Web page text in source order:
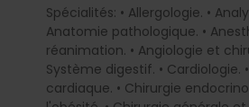
Spécialités: • Allergologie. •
Anatomie pathologique. •
réanimation. • Angiologie et
Système digestif. • Cardiologie.
cardiaque. • Chirurgie